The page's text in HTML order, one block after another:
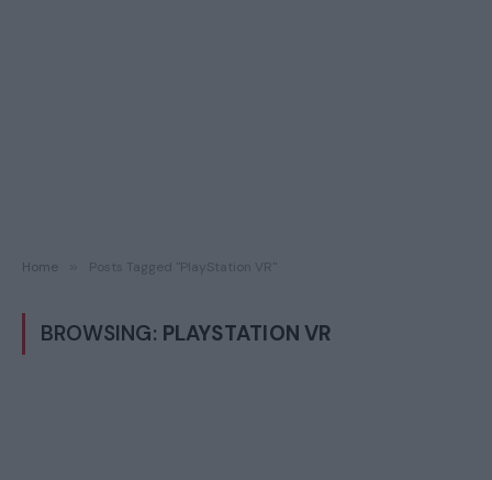
Home Posts Tagged "PlayStation VR"
BROWSING: PLAYSTATION VR